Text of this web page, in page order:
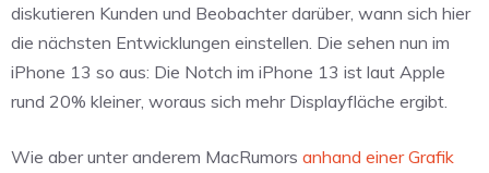
diskutieren Kunden und Beobachter darüber, wann sich hier
die nächsten Entwicklungen einstellen. Die sehen nun im
iPhone 13 so aus: Die Notch im iPhone 13 ist laut Apple
rund 20% kleiner, woraus sich mehr Displayfläche ergibt.
Wie aber unter anderem MacRumors anhand einer Grafik